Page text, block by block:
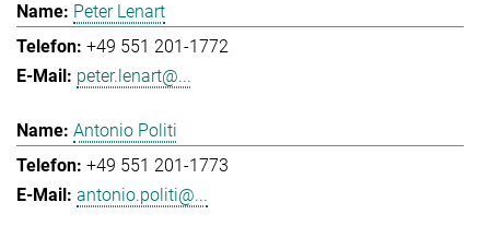
Peter Lenart
+49 551 201-1772
peter.lenart@...
Antonio Politi
+49 551 201-1773
antonio.politi@...